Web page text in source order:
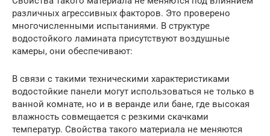
различных агрессивных факторов. Это проверено
многочисленными испытаниями. В структуре
водостойкого ламината присутствуют воздушные
камеры, они обеспечивают:
В связи с такими техническими характеристиками
водостойкие панели могут использоваться не только в
ванной комнате, но и в веранде или бане, где высокая
влажность совмещается с резкими скачками
температур. Свойства такого материала не меняются